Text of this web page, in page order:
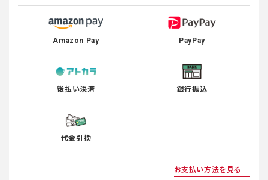
Amazon Pay PayPay
後払い決済 銀行振込
代金引換
お支払い方法を見る